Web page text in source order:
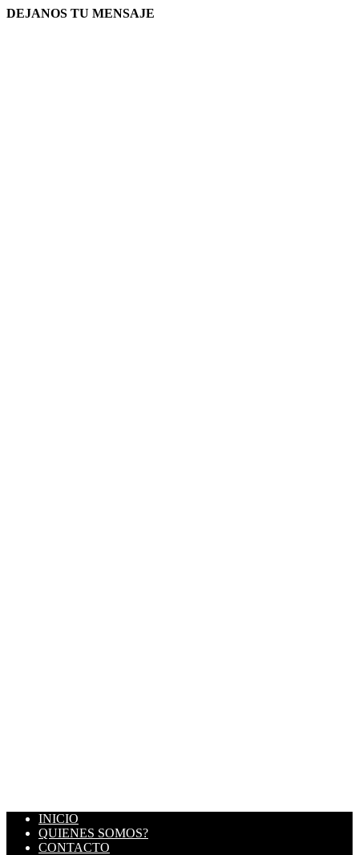
DEJANOS TU MENSAJE
INICIO
QUIENES SOMOS?
CONTACTO